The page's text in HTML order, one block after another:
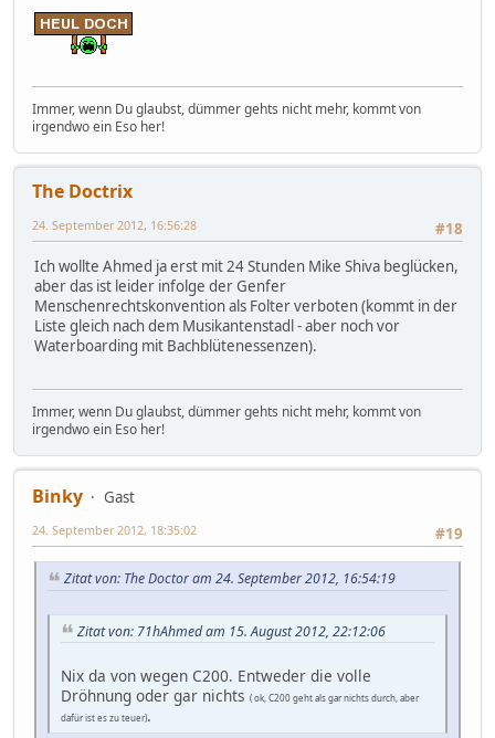
Immer, wenn Du glaubst, dümmer gehts nicht mehr, kommt von
irgendwo ein Eso her!
The Doctrix
#18
24. September 2012, 16:56:28
Ich wollte Ahmed ja erst mit 24 Stunden Mike Shiva beglücken,
aber das ist leider infolge der Genfer
Menschenrechtskonvention als Folter verboten (kommt in der
Liste gleich nach dem Musikantenstadl - aber noch vor
Waterboarding mit Bachblütenessenzen).
Immer, wenn Du glaubst, dümmer gehts nicht mehr, kommt von
irgendwo ein Eso her!
Binky
Gast
#19
24. September 2012, 18:35:02
Zitat von: The Doctor am 24. September 2012, 16:54:19
Zitat von: 71hAhmed am 15. August 2012, 22:12:06
Nix da von wegen C200. Entweder die volle
Dröhnung oder gar nichts ( ok, C200 geht als gar nichts durch, aber
dafür ist es zu teuer).